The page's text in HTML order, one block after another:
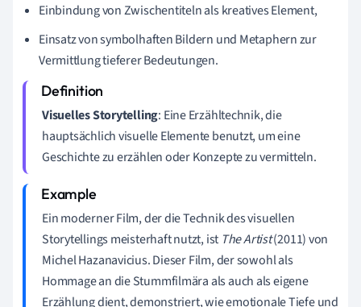
Einbindung von Zwischentiteln als kreatives Element,
Einsatz von symbolhaften Bildern und Metaphern zur
Vermittlung tieferer Bedeutungen.
Visuelles Storytelling: Eine Erzähltechnik, die
hauptsächlich visuelle Elemente benutzt, um eine
Geschichte zu erzählen oder Konzepte zu vermitteln.
Ein moderner Film, der die Technik des visuellen
Storytellings meisterhaft nutzt, ist The Artist(2011) von
Michel Hazanavicius. Dieser Film, der sowohl als
Hommage an die Stummfilmära als auch als eigene
Erzählung dient, demonstriert, wie emotionale Tiefe und